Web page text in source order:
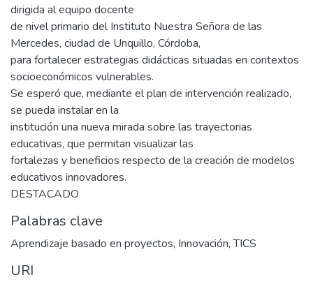
dirigida al equipo docente
de nivel primario del Instituto Nuestra Señora de las
Mercedes, ciudad de Unquillo, Córdoba,
para fortalecer estrategias didácticas situadas en contextos
socioeconómicos vulnerables.
Se esperó que, mediante el plan de intervención realizado,
se pueda instalar en la
institución una nueva mirada sobre las trayectorias
educativas, que permitan visualizar las
fortalezas y beneficios respecto de la creación de modelos
educativos innovadores.
DESTACADO
Palabras clave
Aprendizaje basado en proyectos, Innovación,TICS
URI